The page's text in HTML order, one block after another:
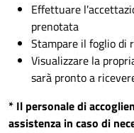
Effettuare
prenotata
Stampare il foglio di
Visualizzare la
sarà pronto a
* Il personale di
assistenza in caso di